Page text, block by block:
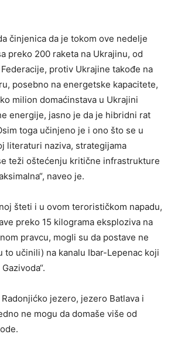
činjenica da je tokom ove nedelje
preko 200 raketa na Ukrajinu, od
protiv Ukrajine takođe na
posebno na energetske kapacitete,
milion domaćinstava u Ukrajini
energije, jasno je da je hibridni rat
toga učinjeno je i ono što se u
literaturi naziva, strategijama
teži oštećenju kritične infrastrukture
naveo je.
šteti i u ovom terorističkom napadu,
preko 15 kilograma eksploziva na
pravcu, mogli su da postave ne
to učinili) na kanalu Ibar-Lepenac koji
jezero, jezero Batlava i
ne mogu da domaše više od